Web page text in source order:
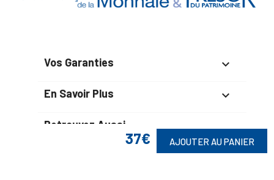
37€ AJOUTER AU PANIER
Vos Garanties 
En Savoir Plus 
Retrouvez Aussi 